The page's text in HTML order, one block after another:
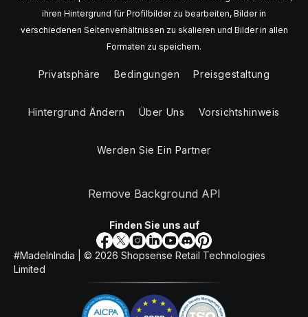
ihren Hintergrund für Profilbilder zu bearbeiten, Bilder in
verschiedenen Seitenverhältnissen zu skalieren und Bilder in allen
Formaten zu speichern.
Privatsphäre Bedingungen Preisgestaltung
Hintergrund Ändern Über Uns Vorsichtshinweis
Werden Sie Ein Partner
Remove Background API
Finden Sie uns auf
#MadeInIndia | © 2026 Shopsense Retail Technologies
Limited